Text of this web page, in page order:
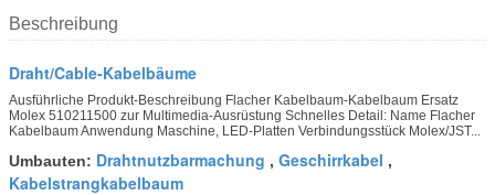
Beschreibung
Draht/Cable-Kabelbäume
Ausführliche Produkt-Beschreibung Flacher Kabelbaum-Kabelbaum Ersatz
Molex 510211500 zur Multimedia-Ausrüstung Schnelles Detail: Name Flacher
Kabelbaum Anwendung Maschine, LED-Platten Verbindungsstück Molex/JST...
Umbauten: Drahtnutzbarmachung , Geschirrkabel ,
Kabelstrangkabelbaum